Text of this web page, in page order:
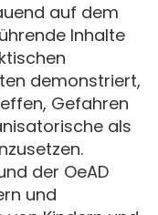
auf dem
Inhalte
demonstriert,
Gefahren
als
der OeAD
und